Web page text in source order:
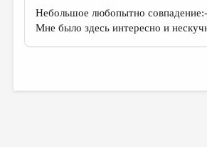
Небольшое любопытно
Мне было здесь интересно и